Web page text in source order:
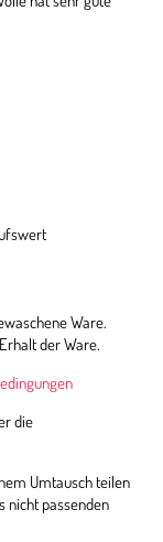
Ware.
der Ware.
die
Umtausch teilen
nicht passenden